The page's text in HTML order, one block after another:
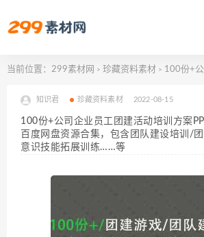
当前位置： 299素材网 > 珍藏资料素材 > 100份+公司企业员工团建活动培训方案
知识君 珍藏资料素材 2022-08-15
100份+公司企业员工团建活动培训方案
百度网盘资源合集，包含团队建设培训/
意识技能拓展训练……等